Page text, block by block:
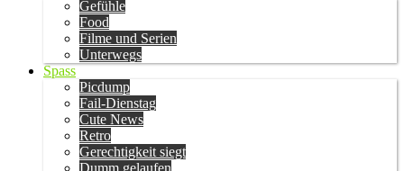
Gefühle
Food
Filme und Serien
Unterwegs
Spass
Picdump
Fail-Dienstag
Cute News
Retro
Gerechtigkeit siegt
Dumm gelaufen